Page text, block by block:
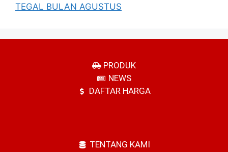
TEGAL BULAN AGUSTUS
PRODUK
NEWS
DAFTAR HARGA
TENTANG KAMI